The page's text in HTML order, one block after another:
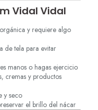
Vidal Vidal
y requiere algo
de tela para evitar
manos o hagas ejercicio
cremas y productos
y seco
el brillo del nácar